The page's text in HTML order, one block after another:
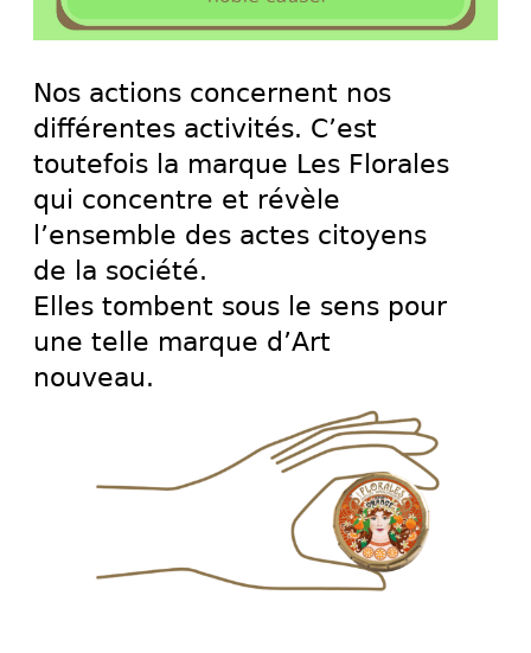
Nos actions concernent nos
différentes activités. C’est
toutefois la marque Les Florales
qui concentre et révèle
l’ensemble des actes citoyens
de la société.
Elles tombent sous le sens pour
une telle marque d’Art
nouveau.